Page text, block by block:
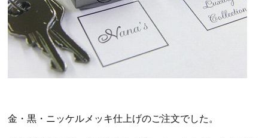
金・黒・ニッケルメッキ仕上げのご注文でした。